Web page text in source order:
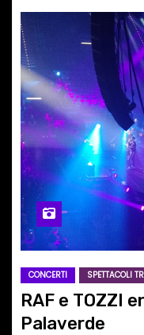
CONCERTI SPETTACOLI
RAF e TOZZI
Palaverde